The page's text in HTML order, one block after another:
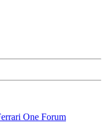
One Forum